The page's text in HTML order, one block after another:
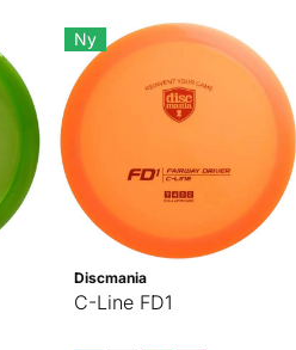
Ny
Discmania
C-Line FD1